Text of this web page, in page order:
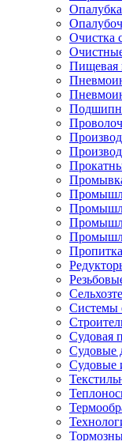
Опалубка
Очистка
Пищевая
Системы
Судовая
Судовые
Судовые